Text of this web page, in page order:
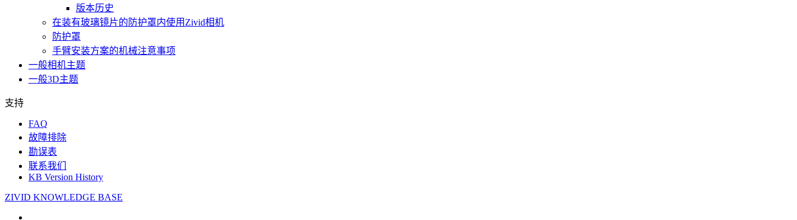
版本历史
在装有玻璃镜片的防护罩内使用Zivid相机
防护罩
手臂安装方案的机械注意事项
一般相机主题
一般3D主题
支持
FAQ
故障排除
勘误表
联系我们
KB Version History
ZIVID KNOWLEDGE BASE